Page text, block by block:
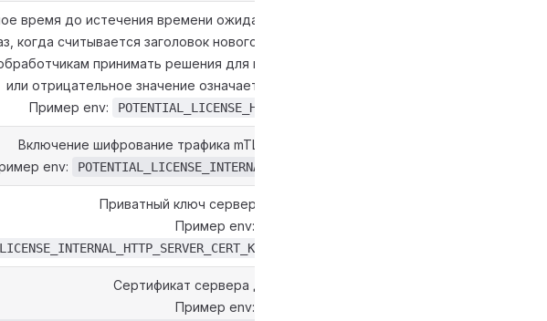
время до истечения времени ожидания записи ответа. Оно сбрасывается
когда считывается заголовок нового запроса. Как и ReadTimeout, оно не
принимать решения для каждого отдельного запроса. Нулевое
или отрицательное значение означает, что тайм-аута не будет.
Пример env:
POTENTIAL_LICENSE_HTTP_WRITE_TIMEOUT=0
Включение шифрование трафика mTLS между сервисами NB.
env:
POTENTIAL_LICENSE_INTERNAL_HTTP_MTLS_ENABLE=false
Приватный ключ сервера для mTLS.
Пример env:
host.docker.internal.key
Сертификат сервера для mTLS.
Пример env: